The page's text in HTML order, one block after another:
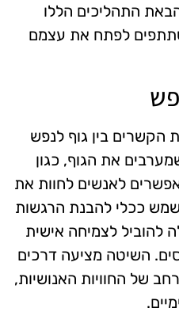
התהליכים הללו
לפתח את עצמם
הקשרים בין גוף לנפש
את הגוף, כגון
לאנשים לחוות את
ככלי להבנת הרגשות
להוביל לצמיחה אישית
השיטה מציעה דרכים
של החוויות האנושיות,